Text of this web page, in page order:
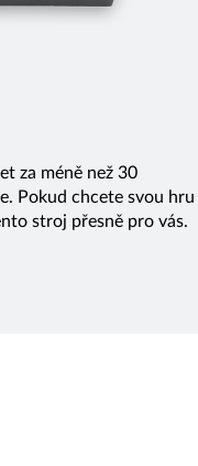
za méně než 30
Pokud chcete svou hru
stroj přesně pro vás.